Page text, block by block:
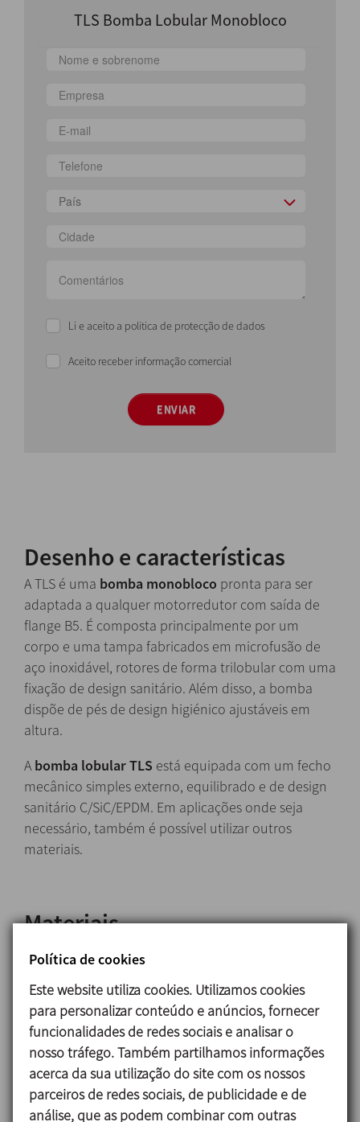
TLS Bomba Lobular Monobloco
País
Li e aceito a politica de protecção de dados
Aceito receber informação comercial
ENVIAR
Desenho e características
A TLS é uma bomba monobloco pronta para ser
adaptada a qualquer motorredutor com saída de
flange B5. É composta principalmente por um
corpo e uma tampa fabricados em microfusão de
aço inoxidável, rotores de forma trilobular com uma
fixação de design sanitário. Além disso, a bomba
dispõe de pés de design higiénico ajustáveis em
altura.
A bomba lobular TLS está equipada com um fecho
mecânico simples externo, equilibrado e de design
sanitário C/SiC/EPDM. Em aplicações onde seja
necessário, também é possível utilizar outros
materiais.
Materiais
Peças em contacto com o produto AISI 316L
(1.4404)
Outas peças de aço AISI 304L (1.4306)
Suporte e lanterna GG-25
Juntas em contacto com o produto EPDM
Fecho mecânico:
Parte rotativa Carboneto de silício (SiC)
Parte estacionária Grafite (C)
Política de cookies
Este website utiliza cookies. Utilizamos cookies
para personalizar conteúdo e anúncios, fornecer
funcionalidades de redes sociais e analisar o
nosso tráfego. Também partilhamos informações
acerca da sua utilização do site com os nossos
parceiros de redes sociais, de publicidade e de
análise, que as podem combinar com outras